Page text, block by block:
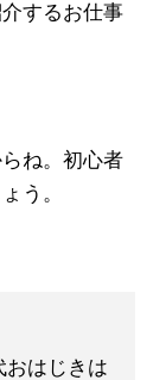
するお仕事
ね。初心者
う。
おはじきは